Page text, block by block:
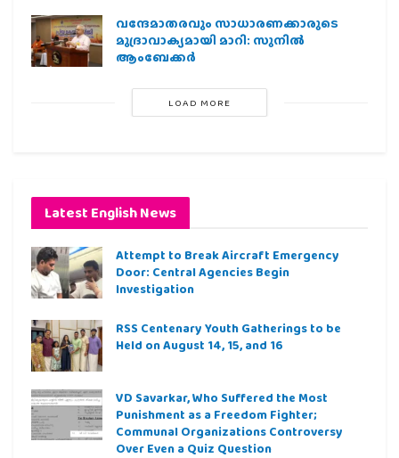
വന്ദേമാതരവും സാധാരണക്കാരുടെ
മുദ്രാവാക്യമായി മാറി: സുനിൽ
ആംബേക്കർ
LOAD MORE
Latest English News
Attempt to Break Aircraft Emergency
Door: Central Agencies Begin
Investigation
RSS Centenary Youth Gatherings to be
Held on August 14, 15, and 16
VD Savarkar, Who Suffered the Most
Punishment as a Freedom Fighter;
Communal Organizations Controversy
Over Even a Quiz Question